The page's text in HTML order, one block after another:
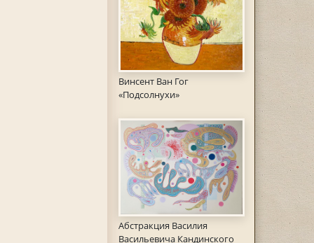
Винсент Ван Гог
«Подсолнухи»
Абстракция Василия
Васильевича Кандинского